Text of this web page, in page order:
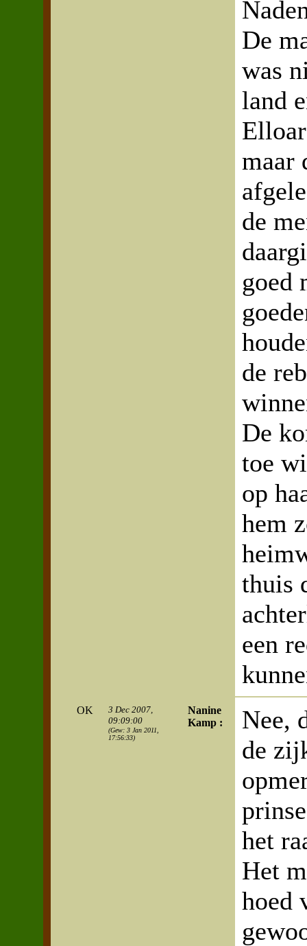
De
was
land
maar
de
goed
de
De
toe
op
hem
thuis
een
OK
3 Dec 2007,
09:09:00
(Gew: 3 Jan 2011,
17:56:33)
Nanine
Kamp :
Nee,
de
het
Het
hoed